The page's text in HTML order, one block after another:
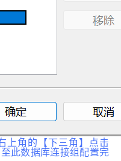
上角的【下三角】点击
此数据库连接组配置完